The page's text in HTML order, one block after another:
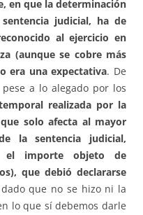
en que la determinación
judicial, ha de
al ejercicio en
(aunque se cobre más
era una expectativa. De
a lo alegado por los
realizada por la
solo afecta al mayor
la sentencia judicial,
el importe objeto de
que debió declararse
que no se hizo ni la
lo que sí debemos darle